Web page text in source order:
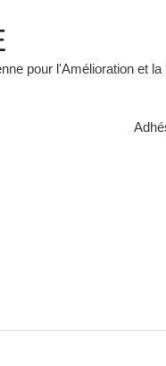
pour l'Amélioration et